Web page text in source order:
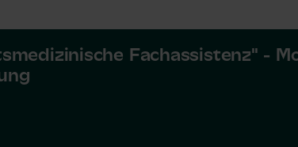
Fachassistenz" -